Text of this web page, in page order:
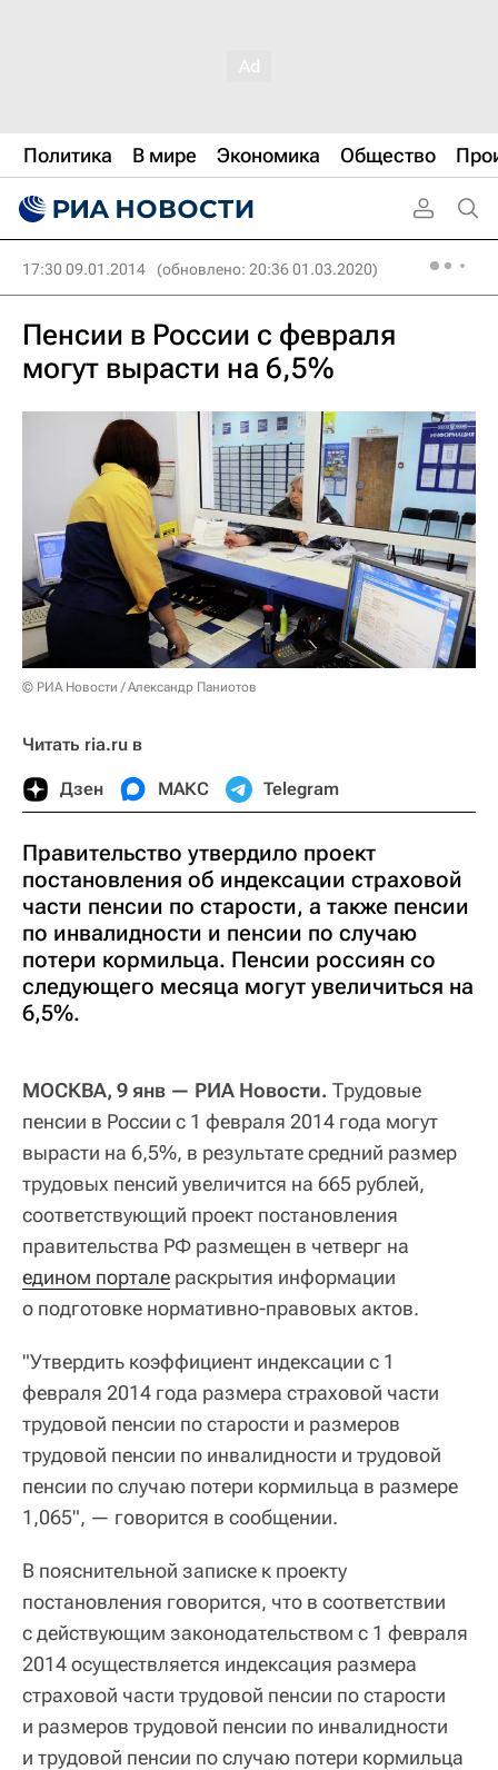
Политика В мире Экономика Общество
17:30 09.01.2014 (обновлено: 20:36 01.03.2020)
Пенсии в России с февраля
могут вырасти на 6,5%
© РИА Новости / Александр Паниотов
Читать ria.ru в
Дзен МАКС Telegram
Правительство утвердило проект
постановления об индексации страховой
части пенсии по старости, а также пенсии
по инвалидности и пенсии по случаю
потери кормильца. Пенсии россиян со
следующего месяца могут увеличиться на
6,5%.
МОСКВА, 9 янв — РИА Новости. Трудовые
пенсии в России с 1 февраля 2014 года могут
вырасти на 6,5%, в результате средний размер
трудовых пенсий увеличится на 665 рублей,
соответствующий проект постановления
правительства РФ размещен в четверг на
едином портале раскрытия информации
о подготовке нормативно-правовых актов.
"Утвердить коэффициент индексации с 1
февраля 2014 года размера страховой части
трудовой пенсии по старости и размеров
трудовой пенсии по инвалидности и трудовой
пенсии по случаю потери кормильца в размере
1,065", — говорится в сообщении.
В пояснительной записке к проекту
постановления говорится, что в соответствии
с действующим законодательством с 1 февраля
2014 осуществляется индексация размера
страховой части трудовой пенсии по старости
и размеров трудовой пенсии по инвалидности
и трудовой пенсии по случаю потери кормильца